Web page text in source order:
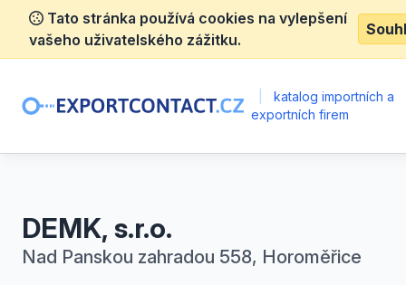
Tato stránka používá cookies na vylepšení
vašeho uživatelského zážitku.
katalog importních a
exportních firem
DEMK, s.r.o.
Nad Panskou zahradou 558, Horoměřice